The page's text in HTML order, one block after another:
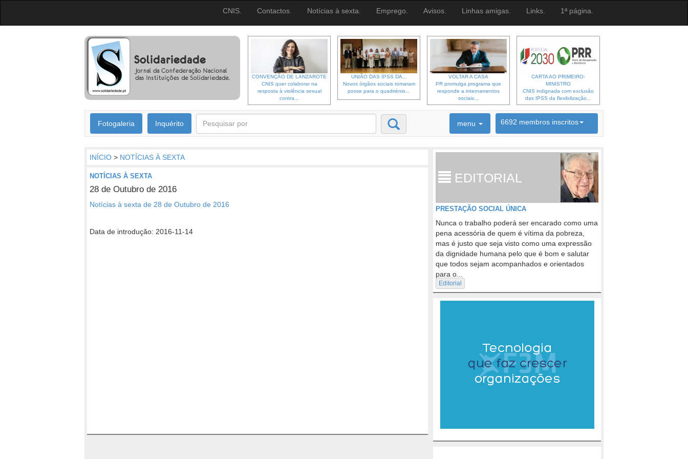
CNIS. Contactos. Notícias à sexta. Emprego. Avisos. Linhas amigas. Links. 1ª página.
CONVENÇÃO DE LANZAROTE
CNIS quer colaborar na
resposta à violência sexual
contra...
UNIÃO DAS IPSS DA...
Novos órgãos sociais tomaram
posse para o quadriénio...
VOLTAR A CASA
PR promulga programa que
responde a internamentos
sociais...
CARTA AO PRIMEIRO-
MINISTRO
CNIS indignada com exclusão
das IPSS da flexibilização...
Fotogaleria Inquérito menu 6692 membros inscritos
INÍCIO > NOTÍCIAS À SEXTA
NOTÍCIAS À SEXTA
28 de Outubro de 2016
Notícias à sexta de 28 de Outubro de 2016
Data de introdução: 2016-11-14
EDITORIAL
PRESTAÇÃO SOCIAL ÚNICA
Nunca o trabalho poderá ser encarado como uma
pena acessória de quem é vítima da pobreza,
mas é justo que seja visto como uma expressão
da dignidade humana pelo que é bom e salutar
que todos sejam acompanhados e orientados
para o...
Editorial